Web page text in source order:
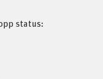
status: